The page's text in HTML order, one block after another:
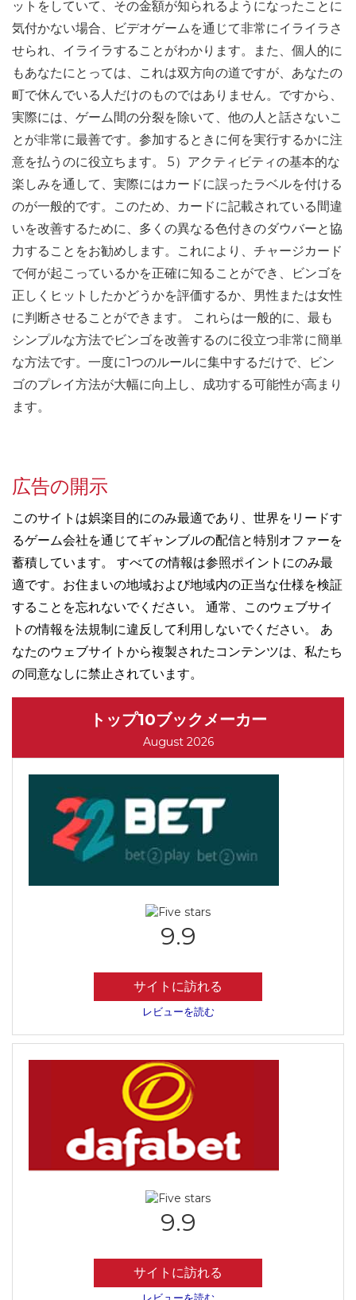
ットをしていて、その金額が知られるようになったことに
気付かない場合、ビデオゲームを通じて非常にイライラさ
せられ、イライラすることがわかります。また、個人的に
もあなたにとっては、これは双方向の道ですが、あなたの
町で休んでいる人だけのものではありません。ですから、
実際には、ゲーム間の分裂を除いて、他の人と話さないこ
とが非常に最善です。参加するときに何を実行するかに注
意を払うのに役立ちます。 5）アクティビティの基本的な
楽しみを通して、実際にはカードに誤ったラベルを付ける
のが一般的です。このため、カードに記載されている間違
いを改善するために、多くの異なる色付きのダウバーと協
力することをお勧めします。これにより、チャージカード
で何が起こっているかを正確に知ることができ、ビンゴを
正しくヒットしたかどうかを評価するか、男性または女性
に判断させることができます。 これらは一般的に、最も
シンプルな方法でビンゴを改善するのに役立つ非常に簡単
な方法です。一度に1つのルールに集中するだけで、ビン
ゴのプレイ方法が大幅に向上し、成功する可能性が高まり
ます。
広告の開示
このサイトは娯楽目的にのみ最適であり、世界をリードす
るゲーム会社を通じてギャンブルの配信と特別オファーを
蓄積しています。 すべての情報は参照ポイントにのみ最
適です。お住まいの地域および地域内の正当な仕様を検証
することを忘れないでください。 通常、このウェブサイ
トの情報を法規制に違反して利用しないでください。 あ
なたのウェブサイトから複製されたコンテンツは、私たち
の同意なしに禁止されています。
トップ10ブックメーカー
August 2026
9.9
サイトに訪れる
レビューを読む
9.9
サイトに訪れる
レビューを読む